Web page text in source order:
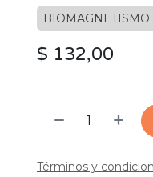
BIOMAGNETISMO
$ 132,00
Términos y